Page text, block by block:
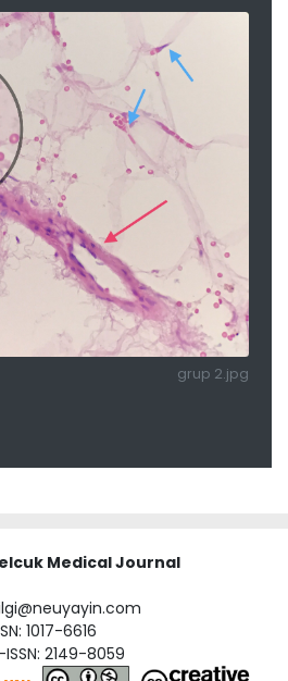
grup 2.jpg
Medical Journal
1017-6616
2149-8059